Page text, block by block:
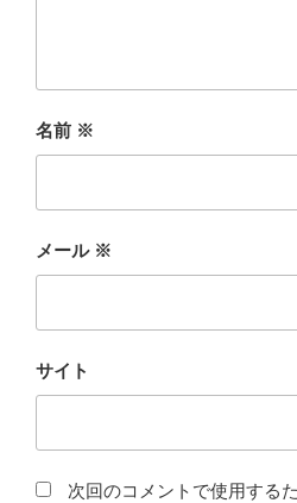
名前 ※
メール ※
サイト
次回のコメントで使用する